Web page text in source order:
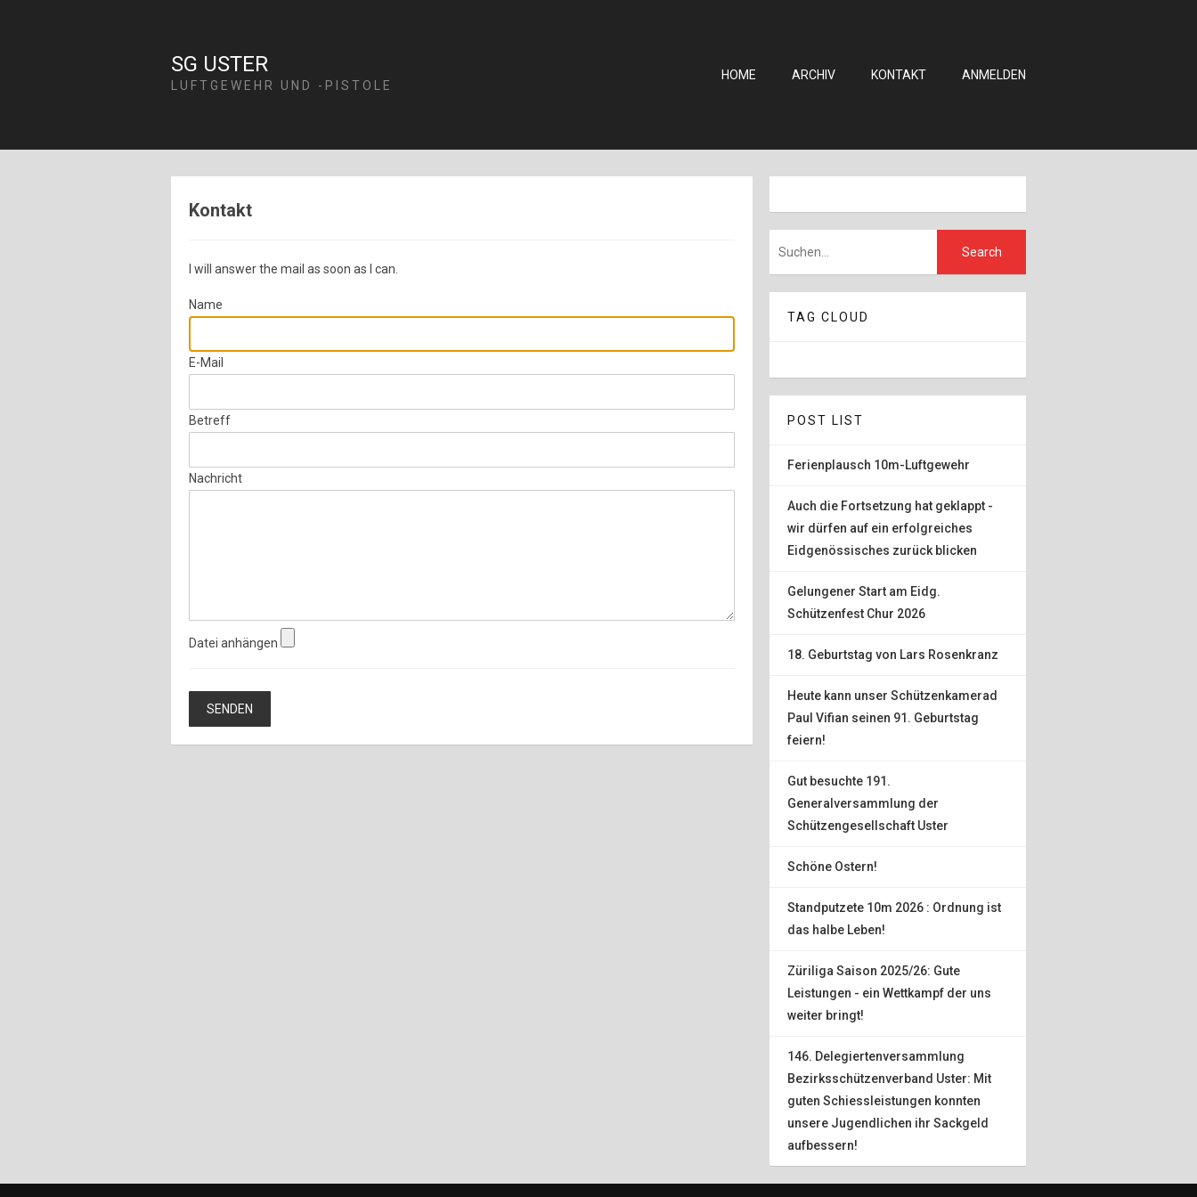
SG USTER
LUFTGEWEHR UND -PISTOLE
HOME ARCHIV KONTAKT ANMELDEN
Kontakt
I will answer the mail as soon as I can.
Name
E-Mail
Betreff
Nachricht
Datei anhängen
TAG CLOUD
POST LIST
Ferienplausch 10m-Luftgewehr
Auch die Fortsetzung hat geklappt -
wir dürfen auf ein erfolgreiches
Eidgenössisches zurück blicken
Gelungener Start am Eidg.
Schützenfest Chur 2026
18. Geburtstag von Lars Rosenkranz
Heute kann unser Schützenkamerad
Paul Vifian seinen 91. Geburtstag
feiern!
Gut besuchte 191.
Generalversammlung der
Schützengesellschaft Uster
Schöne Ostern!
Standputzete 10m 2026 : Ordnung ist
das halbe Leben!
Züriliga Saison 2025/26: Gute
Leistungen - ein Wettkampf der uns
weiter bringt!
146. Delegiertenversammlung
Bezirksschützenverband Uster: Mit
guten Schiessleistungen konnten
unsere Jugendlichen ihr Sackgeld
aufbessern!